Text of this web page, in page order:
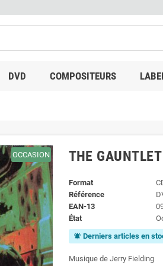
DVD COMPOSITEURS
OCCASION THE GAUNTLET
Format
Référence
EAN-13
État
notifications_active Derniers articles en
Musique de Jerry Fielding